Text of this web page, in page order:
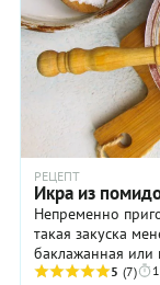
РЕЦЕПТ
Икра из
Непременно
такая закуска
баклажанная или
фору обеим.5 (7)